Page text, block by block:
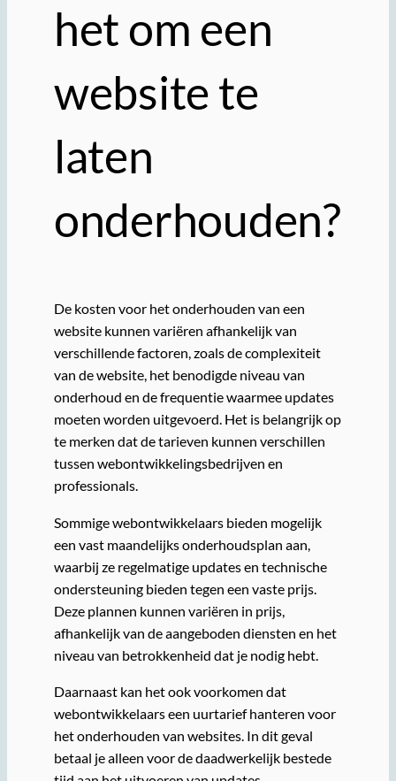
het om een
website te
laten
onderhouden?
De kosten voor het onderhouden van een
website kunnen variëren afhankelijk van
verschillende factoren, zoals de complexiteit
van de website, het benodigde niveau van
onderhoud en de frequentie waarmee updates
moeten worden uitgevoerd. Het is belangrijk op
te merken dat de tarieven kunnen verschillen
tussen webontwikkelingsbedrijven en
professionals.
Sommige webontwikkelaars bieden mogelijk
een vast maandelijks onderhoudsplan aan,
waarbij ze regelmatige updates en technische
ondersteuning bieden tegen een vaste prijs.
Deze plannen kunnen variëren in prijs,
afhankelijk van de aangeboden diensten en het
niveau van betrokkenheid dat je nodig hebt.
Daarnaast kan het ook voorkomen dat
webontwikkelaars een uurtarief hanteren voor
het onderhouden van websites. In dit geval
betaal je alleen voor de daadwerkelijk bestede